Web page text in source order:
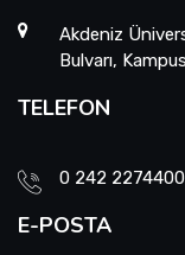
Akdeniz
Bulvarı,
TELEFON
0 242 2274400
E-POSTA